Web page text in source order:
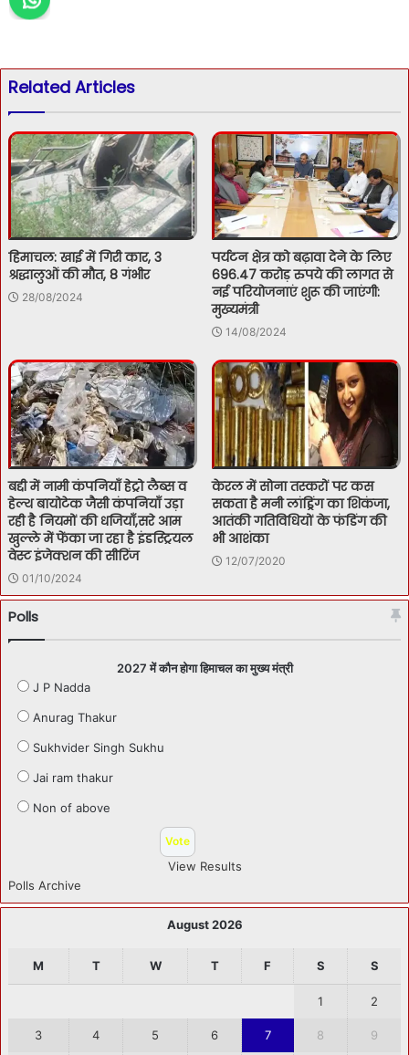
Related Articles
हिमाचल: खाई में गिरी कार, 3
श्रद्धालुओं की मौत, 8 गंभीर
28/08/2024
पर्यटन क्षेत्र को बढ़ावा देने के लिए
696.47 करोड़ रुपये की लागत से
नई परियोजनाएं शुरू की जाएंगी:
मुख्यमंत्री
14/08/2024
बद्दी में नामी कंपनियाँ हेट्रो लैब्स व
हेल्थ बायोटेक जैसी कंपनियाँ उड़ा
रही है नियमों की धजियाँ,सरे आम
खुल्ले में फेंका जा रहा है इंडस्ट्रियल
वेस्ट इंजेक्शन की सीरिंज
01/10/2024
केरल में सोना तस्करों पर कस
सकता है मनी लांड्रिंग का शिकंजा,
आतंकी गतिविधियों के फंडिंग की
भी आशंका
12/07/2020
Polls
2027 में कौन होगा हिमाचल का मुख्य मंत्री
J P Nadda
Anurag Thakur
Sukhvider Singh Sukhu
Jai ram thakur
Non of above
View Results
Polls Archive
August 2026
M T W T F S S
1 2
3 4 5 6 7 8 9